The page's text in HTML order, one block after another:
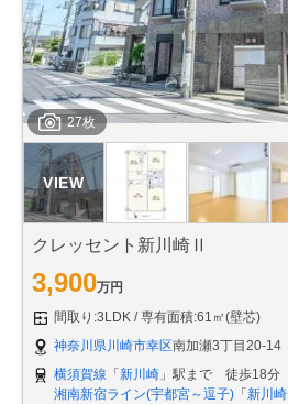
27枚
クレッセント新川崎Ⅱ
3,900万円
間取り:3LDK
専有面積:61㎡(壁芯)
神奈川県川崎市幸区南加瀬3丁目20-14
横須賀線 「 新川崎 」駅まで 徒歩18分
湘南新宿ライン(宇都宮～逗子) 「 新川崎